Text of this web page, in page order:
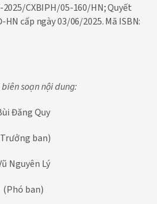
2025/CXBIPH/05-160/HN; Quyết
cấp ngày 03/06/2025. Mã ISBN:
soạn nội dung:
Đăng Quy
ban)
Nguyên Lý
(Phó ban)